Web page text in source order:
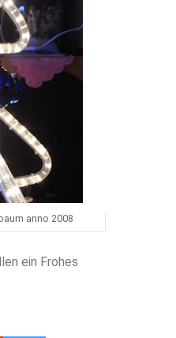
anno 2008
ein Frohes